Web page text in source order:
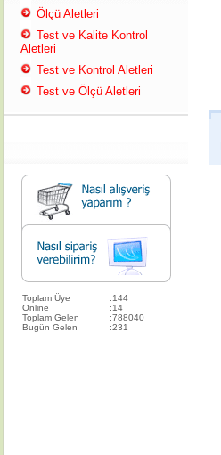
Ölçü Aletleri
Test ve Kalite Kontrol
Aletleri
Test ve Kontrol Aletleri
Test ve Ölçü Aletleri
Toplam Üye :144
Online
:14
Toplam Gelen
:788040
Bugün Gelen
:231